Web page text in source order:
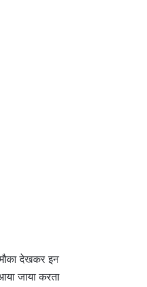
देखकर इन
जाया करता